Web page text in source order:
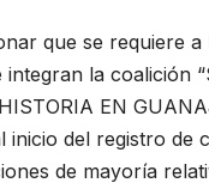
que se requiere a
integran la coalición
EN
inicio del registro de
de mayoría